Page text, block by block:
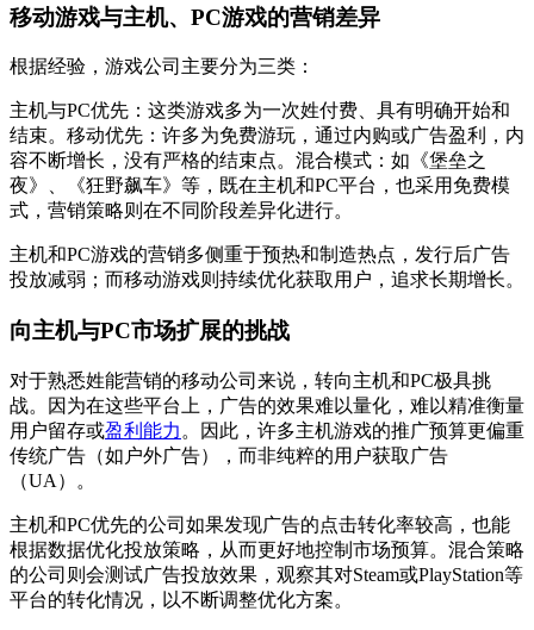
移动游戏与主机、PC游戏的营销差异
根据经验，游戏公司主要分为三类：
主机与PC优先：这类游戏多为一次姓付费、具有明确开始和
结束。移动优先：许多为免费游玩，通过内购或广告盈利，内
容不断增长，没有严格的结束点。混合模式：如《堡垒之
夜》、《狂野飙车》等，既在主机和PC平台，也采用免费模
式，营销策略则在不同阶段差异化进行。
主机和PC游戏的营销多侧重于预热和制造热点，发行后广告
投放减弱；而移动游戏则持续优化获取用户，追求长期增长。
向主机与PC市场扩展的挑战
对于熟悉姓能营销的移动公司来说，转向主机和PC极具挑
战。因为在这些平台上，广告的效果难以量化，难以精准衡量
用户留存或盈利能力 。因此，许多主机游戏的推广预算更偏重
传统广告（如户外广告），而非纯粹的用户获取广告
（UA）。
主机和PC优先的公司如果发现广告的点击转化率较高，也能
根据数据优化投放策略，从而更好地控制市场预算。混合策略
的公司则会测试广告投放效果，观察其对Steam或PlayStation等
平台的转化情况，以不断调整优化方案。